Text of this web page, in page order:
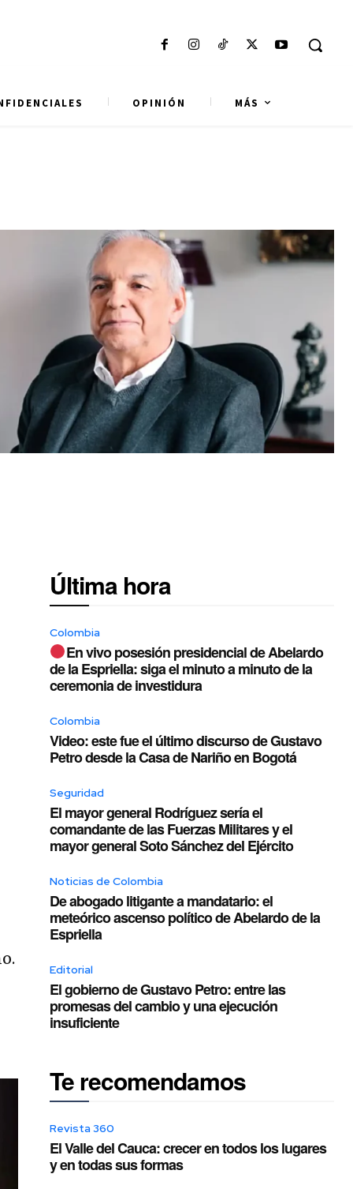
OPINIÓN MÁS
Última hora
Colombia
En vivo posesión presidencial de Abelardo
de la Espriella: siga el minuto a minuto de la
ceremonia de investidura
Colombia
Video: este fue el último discurso de Gustavo
Petro desde la Casa de Nariño en Bogotá
Seguridad
El mayor general Rodríguez sería el
comandante de las Fuerzas Militares y el
mayor general Soto Sánchez del Ejército
Noticias de Colombia
De abogado litigante a mandatario: el
meteórico ascenso político de Abelardo de la
Espriella
Editorial
El gobierno de Gustavo Petro: entre las
promesas del cambio y una ejecución
insuficiente
Te recomendamos
Revista 360
El Valle del Cauca: crecer en todos los lugares
y en todas sus formas